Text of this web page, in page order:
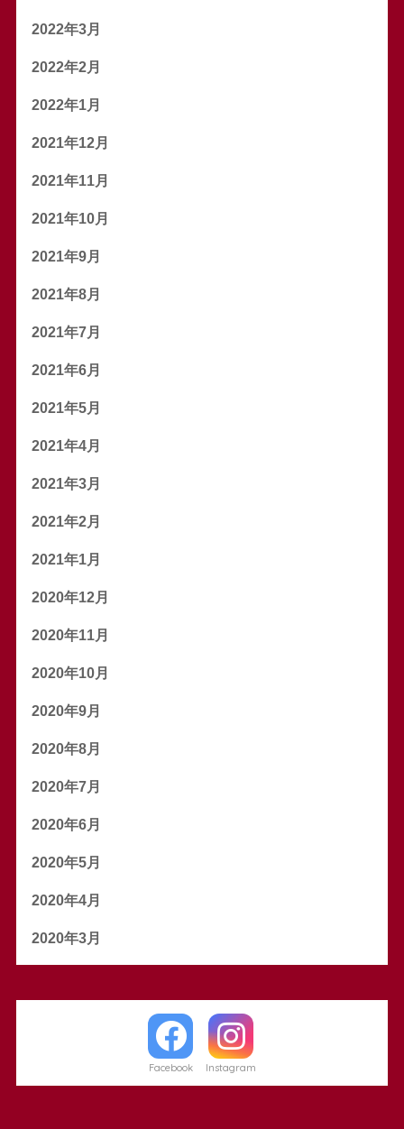
2022年3月
2022年2月
2022年1月
2021年12月
2021年11月
2021年10月
2021年9月
2021年8月
2021年7月
2021年6月
2021年5月
2021年4月
2021年3月
2021年2月
2021年1月
2020年12月
2020年11月
2020年10月
2020年9月
2020年8月
2020年7月
2020年6月
2020年5月
2020年4月
2020年3月
Facebook Instagram